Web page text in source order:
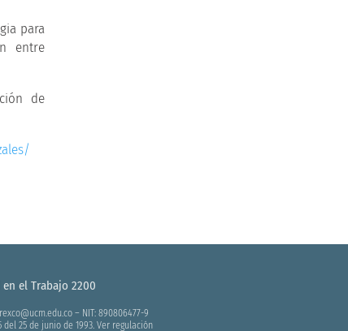
para
entre
de
el Trabajo 2200
– NIT: 890806477-9
25 de junio de 1993. Ver regulación